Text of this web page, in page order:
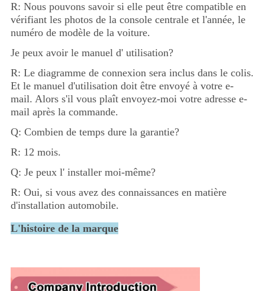
R: Nous pouvons savoir si elle peut être compatible en
vérifiant les photos de la console centrale et l'année, le
numéro de modèle de la voiture.
Je peux avoir le manuel d' utilisation?
R: Le diagramme de connexion sera inclus dans le colis.
Et le manuel d'utilisation doit être envoyé à votre e-
mail. Alors s'il vous plaît envoyez-moi votre adresse e-
mail après la commande.
Q: Combien de temps dure la garantie?
R: 12 mois.
Q: Je peux l' installer moi-même?
R: Oui, si vous avez des connaissances en matière
d'installation automobile.
L'histoire de la marque